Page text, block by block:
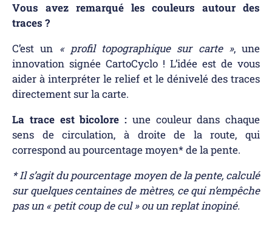
Vous avez remarqué les couleurs autour des
traces ?
C’est un « profil topographique sur carte », une
innovation signée CartoCyclo ! L’idée est de vous
aider à interpréter le relief et le dénivelé des traces
directement sur la carte.
La trace est bicolore : une couleur dans chaque
sens de circulation, à droite de la route, qui
correspond au pourcentage moyen* de la pente.
* Il s’agit du pourcentage moyen de la pente, calculé
sur quelques centaines de mètres, ce qui n’empêche
pas un « petit coup de cul » ou un replat inopiné.